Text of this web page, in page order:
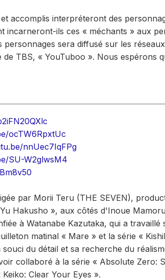
accomplis interpréteront des
incarneront-ils ces « méchants » aux
sera diffusé sur les
TBS, « YouTuboo ». Nous espérons
ocTW6RpxtUc
nnUec7IqFPg
SU-W2glwsM4
par Morii Teru (THE SEVEN),
Hakusho », aux côtés d'Inoue
à Watanabe Kazutaka, qui a
matinal « Mare » et la série «
du détail et sa recherche du
collaboré à la série « Absolute Zero:
Clear Your Eyes ».